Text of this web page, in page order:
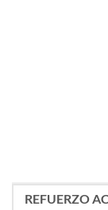
REFUERZO